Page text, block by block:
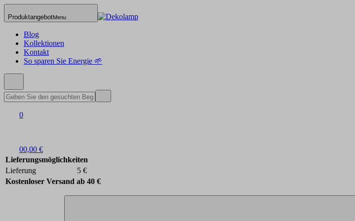
ProduktangebotMenu
Blog
Kollektionen
Kontakt
So sparen Sie Energie 🌱
0
00,00 €
Lieferungsmöglichkeiten
Lieferung
5 €
Kostenloser Versand ab 40 €